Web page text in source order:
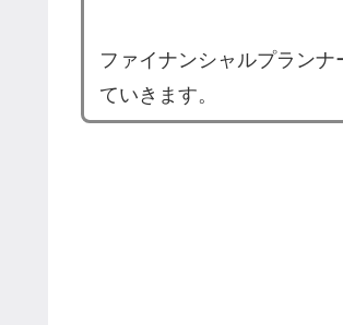
ファイナンシャルプラン
ていきます。